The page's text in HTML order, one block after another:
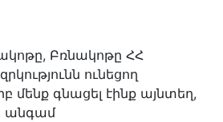
Բռնակոթը ՀՀ
ունեցող
մենք գնացել էինք այնտեղ,
անգամ